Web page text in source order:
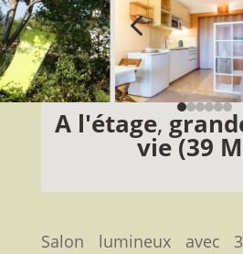
4
A l'étage,
vie (39
Salon lumineux avec